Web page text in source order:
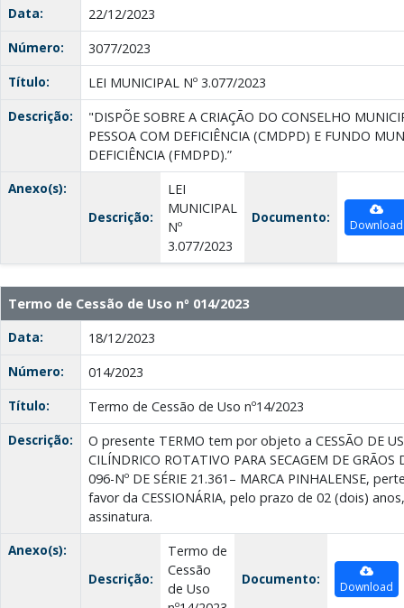
Data:
22/12/2023
Número:
3077/2023
Título:
LEI MUNICIPAL Nº 3.077/2023
Descrição:
"DISPÕE SOBRE A CRIAÇÃO DO CONSELHO
PESSOA COM DEFICIÊNCIA (CMDPD) E FUNDO
DEFICIÊNCIA (FMDPD).”
Anexo(s):
Descrição:
LEI
MUNICIPAL
Nº
3.077/2023
Documento: Download
Termo de Cessão de Uso nº 014/2023
Data:
18/12/2023
Número:
014/2023
Título:
Termo de Cessão de Uso nº14/2023
Descrição:
O presente TERMO tem por objeto a CESSÃO DE
CILÍNDRICO ROTATIVO PARA SECAGEM DE GRÃOS
096-Nº DE SÉRIE 21.361– MARCA PINHALENSE,
favor da CESSIONÁRIA, pelo prazo de 02 (dois)
assinatura.
Anexo(s):
Descrição:
Termo de
Cessão
de Uso
Documento: Download